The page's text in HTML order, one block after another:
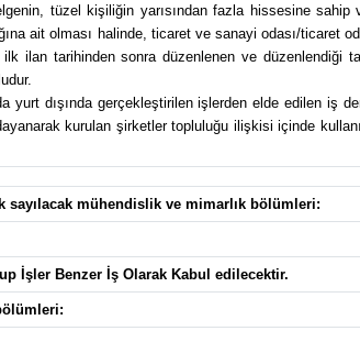
tüzel kişiliğin yarısından fazla hissesine sahip
ait olması halinde, ticaret ve sanayi odası/ticaret
ilan tarihinden sonra düzenlenen ve düzenlendiği
yurt dışında gerçekleştirilen işlerden elde edilen iş
kurulan şirketler topluluğu ilişkisi içinde
mühendislik ve mimarlık bölümleri:
İşler Benzer İş Olarak Kabul edilecektir.